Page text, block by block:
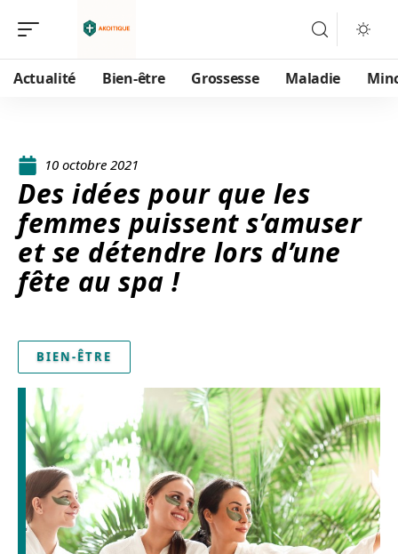
Actualité Bien-être Grossesse Maladie
10 octobre 2021
Des idées pour que les
femmes puissent s’amuser
et se détendre lors d’une
fête au spa !
BIEN-ÊTRE